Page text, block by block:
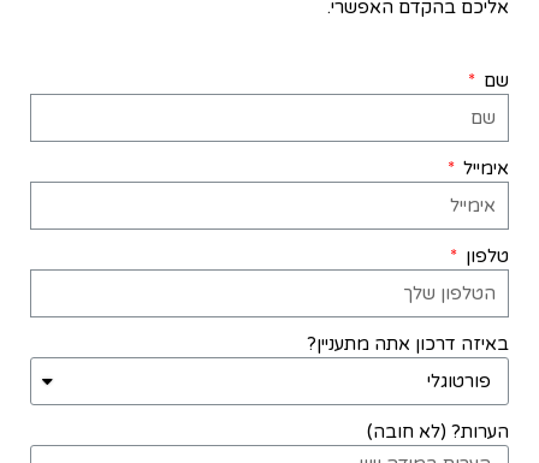
אליכם בהקדם האפשרי.
שם
אימייל
טלפון
באיזה דרכון אתה מתעניין?
הערות? (לא חובה)